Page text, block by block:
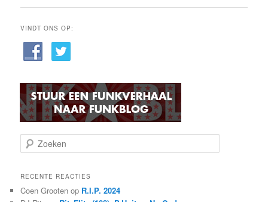
VINDT ONS OP:
o
k
n
RECENTE REACTIES
Coen Grooten op R.I.P. 2024